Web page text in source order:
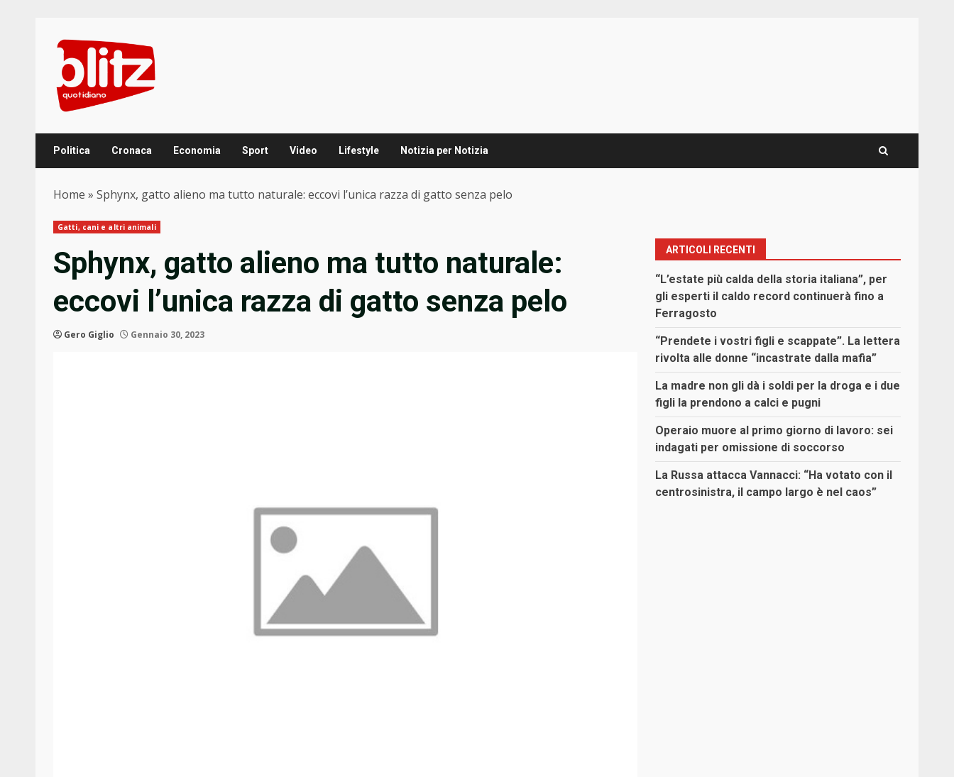
content
Politica Cronaca Economia Sport Video Lifestyle Notizia per Notizia
Home » Sphynx, gatto alieno ma tutto naturale: eccovi l’unica razza di gatto senza pelo
Gatti, cani e altri animali
Sphynx, gatto alieno ma tutto naturale:
eccovi l’unica razza di gatto senza pelo
Gero Giglio Gennaio 30, 2023
ARTICOLI RECENTI
“L’estate più calda della storia italiana”, per
gli esperti il caldo record continuerà fino a
Ferragosto
“Prendete i vostri figli e scappate”. La lettera
rivolta alle donne “incastrate dalla mafia”
La madre non gli dà i soldi per la droga e i due
figli la prendono a calci e pugni
Operaio muore al primo giorno di lavoro: sei
indagati per omissione di soccorso
La Russa attacca Vannacci: “Ha votato con il
centrosinistra, il campo largo è nel caos”